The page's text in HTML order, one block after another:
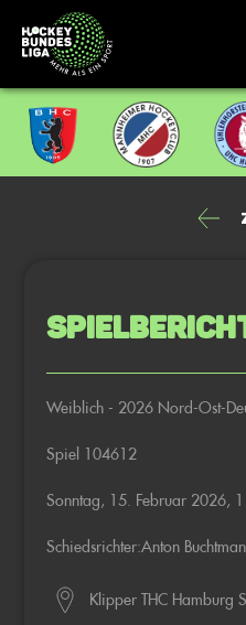
Weiblich - 2026 Nord-Ost-
Spiel 104612
Sonntag, 15. Februar 2026,
Schiedsrichter:Anton
Klipper THC Hamburg